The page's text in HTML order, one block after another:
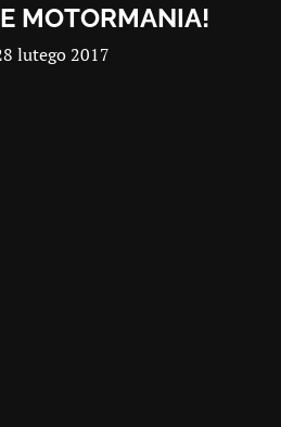
MOTORMANIA!
lutego 2017